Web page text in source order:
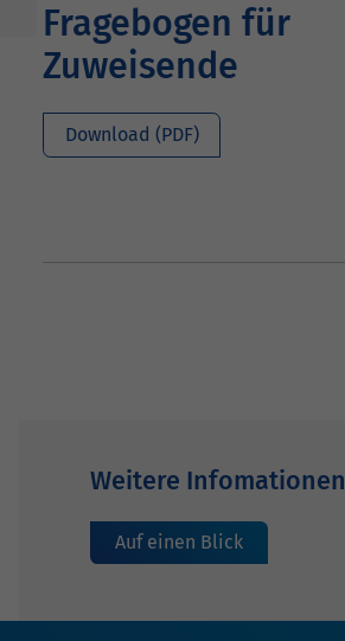
Fragebogen für
Zuweisende
Download (PDF)
Weitere Infomationen
Auf einen Blick